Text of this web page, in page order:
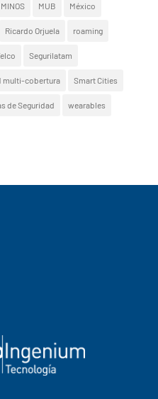
MINOS MUB México
Ricardo Orjuela roaming
Segurilatam
multi-cobertura Smart Cities
de Seguridad wearables